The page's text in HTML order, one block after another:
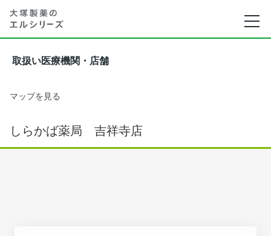
取扱い医療機関・店舗
マップを見る
しらかば薬局 吉祥寺店